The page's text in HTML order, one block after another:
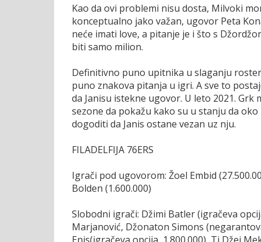
Kao da ovi problemi nisu dosta, Milvoki
konceptualno jako važan, ugovor Peta
neće imati love, a pitanje je i što s
biti samo milion.
Definitivno puno upitnika u slaganju
puno znakova pitanja u igri. A sve to
da Janisu istekne ugovor. U leto 2021. Grk
sezone da pokažu kako su u stanju da
dogoditi da Janis ostane vezan uz nju.
FILADELFIJA 76ERS
Igrači pod ugovorom: Žoel Embid
Bolden (1.600.000)
Slobodni igrači: Džimi Batler (igračeva
Marjanović, Džonaton Simons